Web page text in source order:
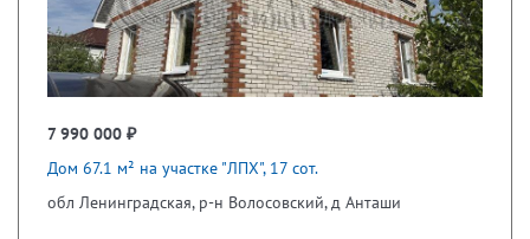
7 990 000 ₽
Дом 67.1 м² на участке "ЛПХ", 17 сот.
обл Ленинградская, р-н Волосовский, д Анташи